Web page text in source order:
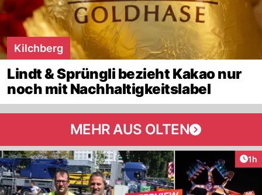
Kilchberg
Lindt & Sprüngli bezieht Kakao nur
noch mit Nachhaltigkeitslabel
MEHR AUS OLTEN
1h